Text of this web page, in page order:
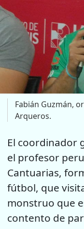
Fabián Guzmán,
Arqueros.
El coordinador
el profesor
Cantuarias,
fútbol, que
monstruo que
contento de